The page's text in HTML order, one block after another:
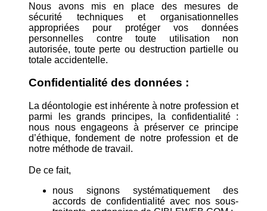
Nous avons mis en place des mesures de
sécurité techniques et organisationnelles
appropriées pour protéger vos données
personnelles contre toute utilisation non
autorisée, toute perte ou destruction partielle ou
totale accidentelle.
Confidentialité des données :
La déontologie est inhérente à notre profession et
parmi les grands principes, la confidentialité :
nous nous engageons à préserver ce principe
d’éthique, fondement de notre profession et de
notre méthode de travail.
De ce fait,
nous signons systématiquement des
accords de confidentialité avec nos sous-